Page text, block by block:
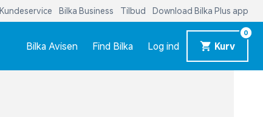
Kundeservice Bilka Business Tilbud Download Bilka Plus app
Bilka Avisen Find Bilka Log ind Kurv
0